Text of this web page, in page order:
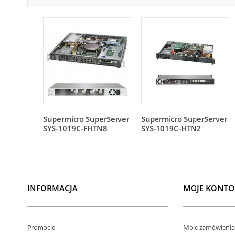
Supermicro SuperServer
SYS-1019C-FHTN8
Supermicro SuperServer
SYS-1019C-HTN2
INFORMACJA
Promocje
MOJE KONTO
Moje zamówienia